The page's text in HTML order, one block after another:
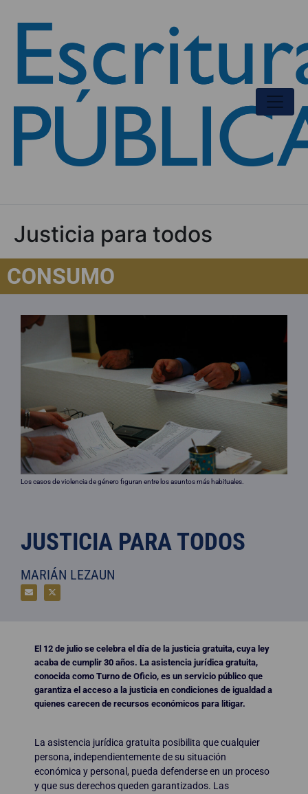
Justicia para todos
CONSUMO
Los casos de violencia de género figuran entre los asuntos más habituales.
JUSTICIA PARA TODOS
MARIÁN LEZAUN
El 12 de julio se celebra el día de la justicia gratuita, cuya ley
acaba de cumplir 30 años. La asistencia jurídica gratuita,
conocida como Turno de Oficio, es un servicio público que
garantiza el acceso a la justicia en condiciones de igualdad a
quienes carecen de recursos económicos para litigar.
La asistencia jurídica gratuita posibilita que cualquier
persona, independientemente de su situación
económica y personal, pueda defenderse en un proceso
y que sus derechos queden garantizados. Las